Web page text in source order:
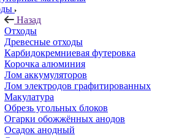
Назад
Отходы
Древесные отходы
Карбидокремниевая футеровка
Корочка алюминия
Лом аккумуляторов
Лом электродов графитированных
Макулатура
Обрезь угольных блоков
Огарки обожжённых анодов
Осадок анодный